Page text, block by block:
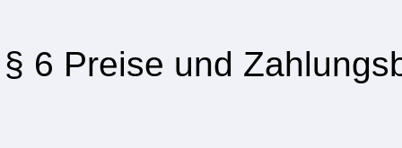
§ 6 Preise und